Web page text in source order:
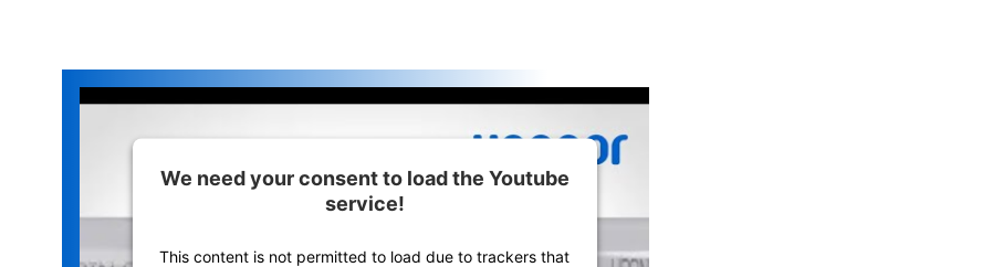
We need your consent to load the Youtube
service!
This content is not permitted to load due to trackers that